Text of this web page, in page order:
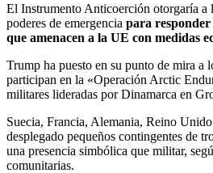
El Instrumento Anticoerción otorgaría a
poderes de emergencia para responder
que amenacen a la UE con medidas
Trump ha puesto en su punto de mira a
participan en la «Operación Arctic
militares lideradas por Dinamarca en
Suecia, Francia, Alemania, Reino
desplegado pequeños contingentes de
una presencia simbólica que militar,
comunitarias.